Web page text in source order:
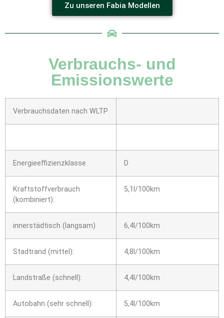
Zu unseren Fabia Modellen
Verbrauchs- und
Emissionswerte
Verbrauchsdaten nach WLTP
Energieeffizienzklasse D
Kraftstoffverbrauch
(kombiniert):
5,1l/100km
innerstädtisch (langsam) 6,4l/100km
Stadtrand (mittel): 4,8l/100km
Landstraße (schnell): 4,4l/100km
Autobahn (sehr schnell): 5,4l/100km